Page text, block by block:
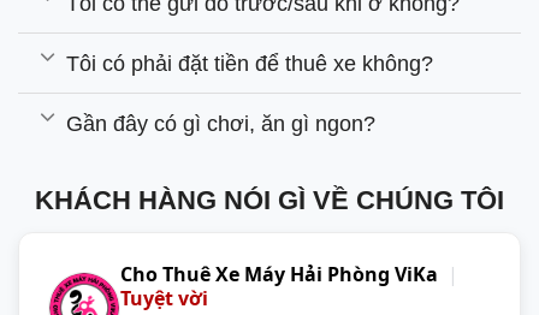
Tôi có phải đặt tiền để thuê xe không?
Gần đây có gì chơi, ăn gì ngon?
KHÁCH HÀNG NÓI GÌ VỀ CHÚNG TÔI
Cho Thuê Xe Máy Hải Phòng ViKa |
Tuyệt vời